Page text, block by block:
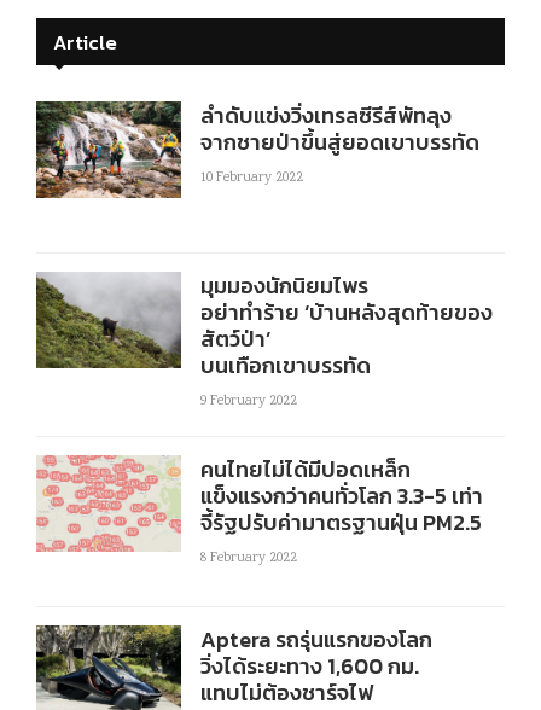
Article
ลำดับแข่งวิ่งเทรลซีรีส์พัทลุง
จากชายป่าขึ้นสู่ยอดเขาบรรทัด
10 February 2022
มุมมองนักนิยมไพร
อย่าทำร้าย ‘บ้านหลังสุดท้ายของ
สัตว์ป่า’
บนเทือกเขาบรรทัด
9 February 2022
คนไทยไม่ได้มีปอดเหล็ก
แข็งแรงกว่าคนทั่วโลก 3.3-5 เท่า
จี้รัฐปรับค่ามาตรฐานฝุ่น PM2.5
8 February 2022
Aptera รถรุ่นแรกของโลก
วิ่งได้ระยะทาง 1,600 กม.
แทบไม่ต้องชาร์จไฟ